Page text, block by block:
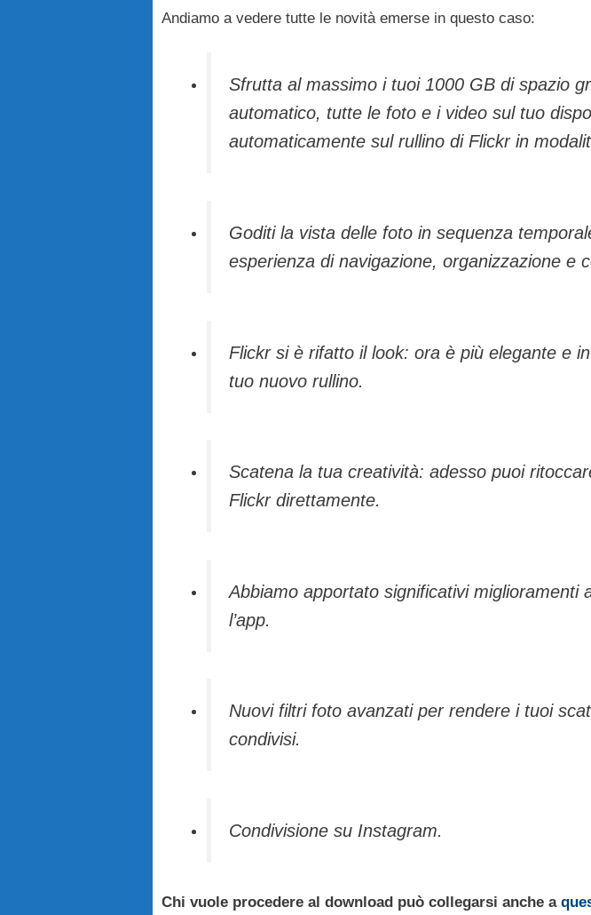
Andiamo a vedere tutte le novità emerse in questo caso:
Sfrutta al massimo i tuoi 1000 GB di spazio
automatico, tutte le foto e i video sul tuo
automaticamente sul rullino di Flickr in
Goditi la vista delle foto in sequenza
esperienza di navigazione, organizzazione e
Flickr si è rifatto il look: ora è più elegante e
tuo nuovo rullino.
Scatena la tua creatività: adesso puoi
Flickr direttamente.
Abbiamo apportato significativi miglioramenti
l’app.
Nuovi filtri foto avanzati per rendere i tuoi
condivisi.
Condivisione su Instagram.
Chi vuole procedere al download può collegarsi anche a